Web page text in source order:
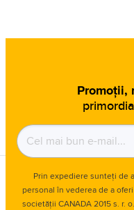
Promoții,
Prin expediere sunteți de
personal în vederea de a
societății CANADA 2015 s. r.